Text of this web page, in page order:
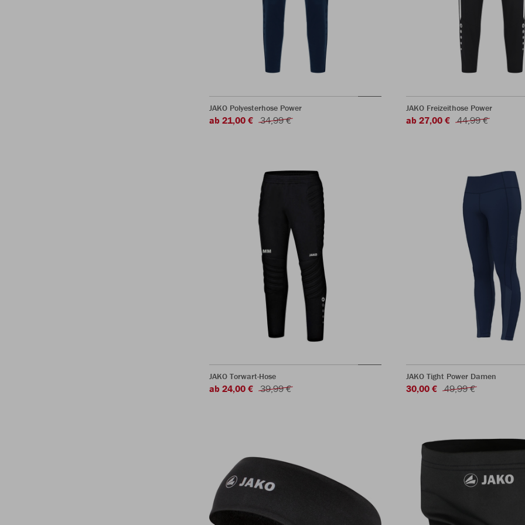
JAKO Polyesterhose Power
ab 21,00 € 34,99 €
JAKO Freizeithose Power
ab 27,00 € 44,99 €
JAKO Torwart-Hose
ab 24,00 € 39,99 €
JAKO Tight Power Damen
30,00 € 49,99 €